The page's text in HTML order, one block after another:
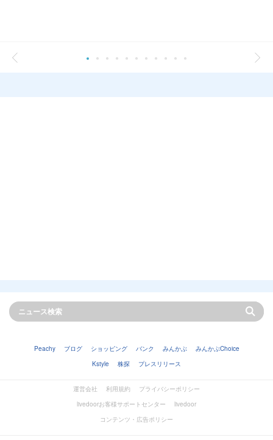
Peachy ブログ ショッピング バンク みんかぶ
みんかぶChoice
Kstyle
株探 プレスリリース
運営会社 利用規約
プライバシーポリシー
livedoorお客様サポートセンター
livedoor
コンテンツ・広告ポリシー